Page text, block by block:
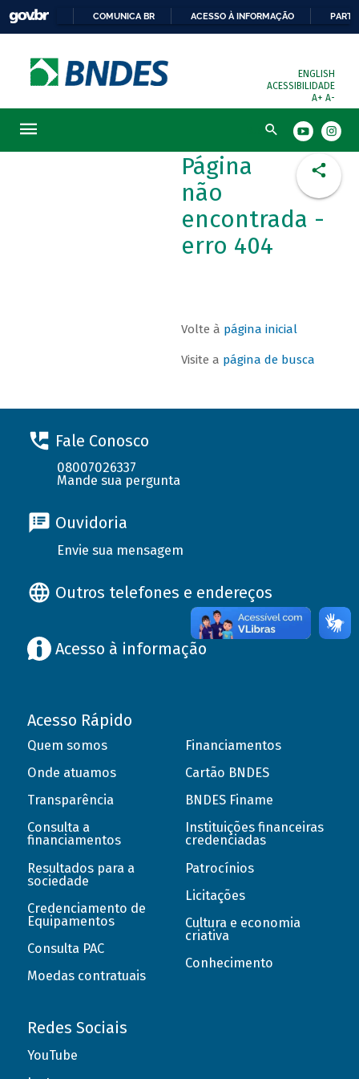
COMUNICA BR ACESSO À INFORMAÇÃO
ENGLISH
ACESSIBILIDADE
A+ A-
Busca
Página
não
encontrada -
erro 404
Volte à página inicial
Visite a página de busca
Fale Conosco
08007026337
Mande sua pergunta
Ouvidoria
Envie sua mensagem
Outros telefones e endereços
Acesso à informação
Acesso Rápido
Quem somos
Onde atuamos
Transparência
Consulta a
financiamentos
Resultados para a
sociedade
Credenciamento de
Equipamentos
Consulta PAC
Moedas contratuais
Financiamentos
Cartão BNDES
BNDES Finame
Instituições financeiras
credenciadas
Patrocínios
Licitações
Cultura e economia
criativa
Conhecimento
Redes Sociais
YouTube